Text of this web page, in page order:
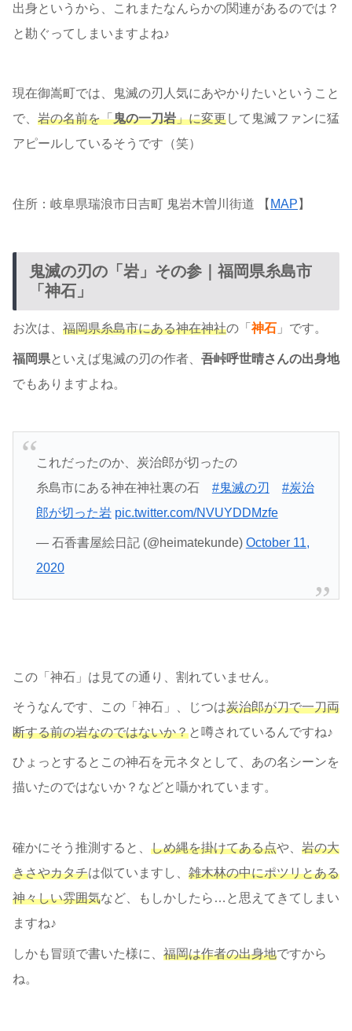
出身というから、これまたなんらかの関連があるのでは？
と勘ぐってしまいますよね♪
現在御嵩町では、鬼滅の刃人気にあやかりたいということ
で、 岩の名前を「鬼の一刀岩」に変更して鬼滅ファンに猛
アピールしているそうです（笑）
住所：岐阜県瑞浪市日吉町 鬼岩木曽川街道 【 MAP 】
鬼滅の刃の「岩」その参｜福岡県糸島市
「神石」
お次は、 福岡県糸島市にある神在神社の「神石 」です。
福岡県といえば鬼滅の刃の作者、 吾峠呼世晴さんの出身地
でもありますよね。
これだったのか、炭治郎が切ったの
糸島市にある神在神社裏の石 #鬼滅の刃
#炭治
郎が切った岩 pic.twitter.com/NVUYDDMzfe
— 石香書屋絵日記 (@heimatekunde) October 11,
2020
この「神石」は見ての通り、割れていません。
そうなんです、この「神石」、じつは炭治郎が刀で一刀両
断する前の岩なのではないか？と噂されているんですね♪
ひょっとするとこの神石を元ネタとして、あの名シーンを
描いたのではないか？などと囁かれています。
確かにそう推測すると、 しめ縄を掛けてある点や、 岩の大
きさやカタチは似ていますし、 雑木林の中にポツリとある
神々しい雰囲気など、もしかしたら…と思えてきてしまい
ますね♪
しかも冒頭で書いた様に、 福岡は作者の出身地ですから
ね。